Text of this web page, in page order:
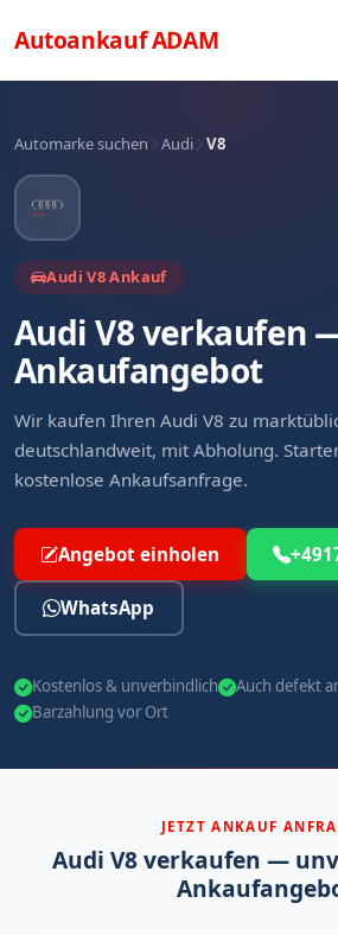
AutoankaufADAM
Automarke suchen Audi V8
Audi V8 Ankauf
Audi V8 verkaufen
Ankaufangebot
Wir kaufen Ihren Audi V8 zu
deutschlandweit, mit Abholung.
kostenlose Ankaufsanfrage.
Angebot einholen
WhatsApp
Kostenlos & unverbindlich
Auch defekt
Barzahlung vor Ort
JETZT ANKAUF
Audi V8 verkaufen —